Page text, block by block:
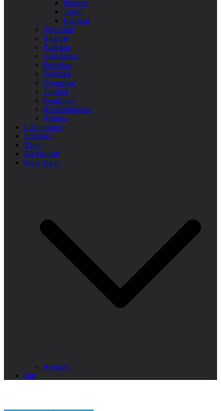
Stafetter
Tagen
Utelekar
Nya lekar
Blandat
Bollekar
Lära känna
Festlekar
Förskola
Gympasal
Jullekar
Femkamp
Klassrumslekar
Kluriga
Lekfinnaren
Lekindex
Tipsa!
Bli medlem
Mina Sidor
Kontakt
Om